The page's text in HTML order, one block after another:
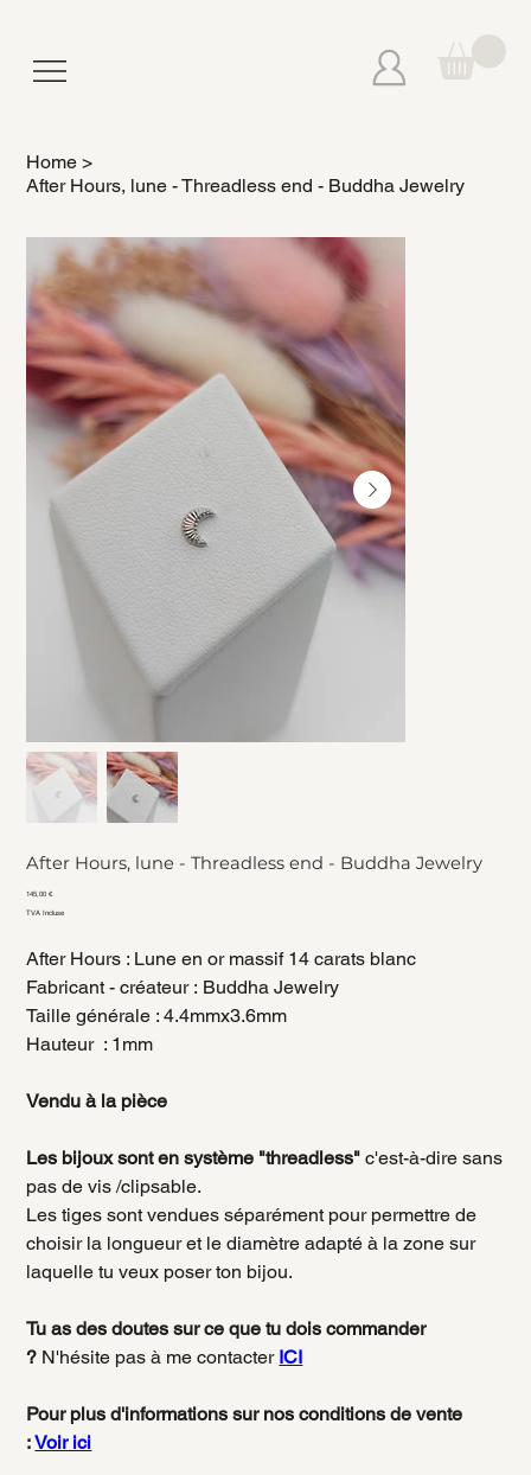
Home >
After Hours, lune - Threadless end - Buddha Jewelry
After Hours, lune - Threadless end - Buddha Jewelry
Prix
145,00 €
TVA Incluse
After Hours : Lune en or massif 14 carats blanc
Fabricant - créateur : Buddha Jewelry
Taille générale : 4.4mmx3.6mm
Hauteur : 1mm
Vendu à la pièce
Les bijoux sont en système "threadless" c'est-à-dire sans
pas de vis /clipsable.
Les tiges sont vendues séparément pour permettre de
choisir la longueur et le diamètre adapté à la zone sur
laquelle tu veux poser ton bijou.
Tu as des doutes sur ce que tu dois commander
? N'hésite pas à me contacter ICI
Pour plus d'informations sur nos conditions de vente
:Voir ici